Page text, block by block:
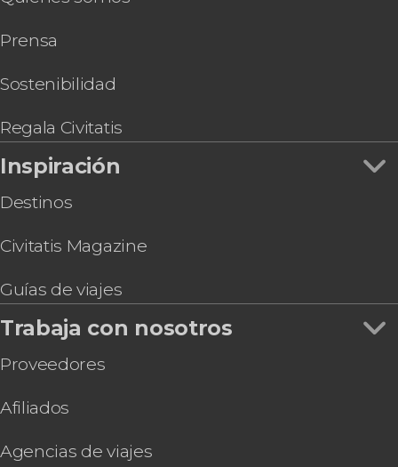
Prensa
Sostenibilidad
Regala Civitatis
Inspiración
Destinos
Civitatis Magazine
Guías de viajes
Trabaja con nosotros
Proveedores
Afiliados
Agencias de viajes